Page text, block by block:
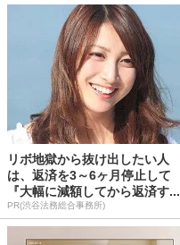
リボ地獄から抜け出したい人
は、返済を3～6ヶ月停止して
『大幅に減額してから返済す...
PR(渋谷法務総合事務所)